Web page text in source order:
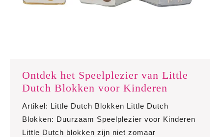
Ontdek het Speelplezier van Little
Dutch Blokken voor Kinderen
van
Artikel: Little Dutch Blokken Little Dutch
Blokken: Duurzaam Speelplezier voor Kinderen
Little Dutch blokken zijn niet zomaar